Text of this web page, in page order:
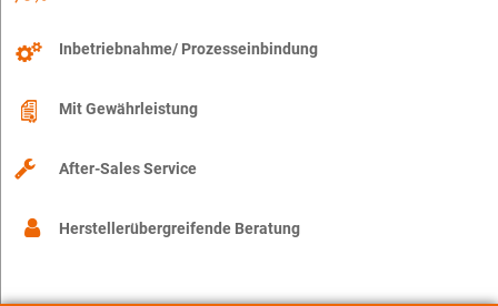
Inbetriebnahme/ Prozesseinbindung
Mit Gewährleistung
After-Sales Service
Herstellerübergreifende Beratung